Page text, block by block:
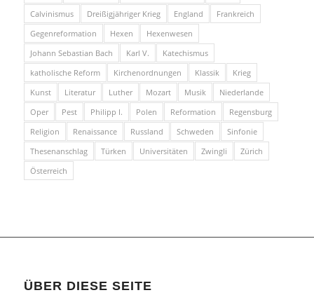
Calvinismus
Dreißigjähriger Krieg England
Frankreich
Gegenreformation
Hexen
Hexenwesen
Johann Sebastian Bach
Karl V.
Katechismus
katholische Reform
Kirchenordnungen Klassik
Krieg
Kunst
Literatur Luther Mozart Musik
Niederlande
Oper
Pest Philipp I. Polen Reformation
Regensburg
Religion
Renaissance Russland Schweden
Sinfonie
Thesenanschlag
Türken Universitäten Zwingli
Zürich
Österreich
ÜBER DIESE SEITE